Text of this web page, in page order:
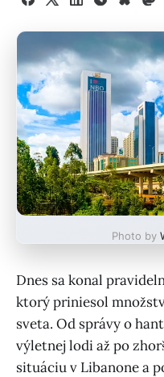
Facebook
X LinkedInTelegram
Bluesky
Photo by
Dnes sa konal
ktorý priniesol
sveta. Od správy o
výletnej lodi až po
situáciu v Libanone a